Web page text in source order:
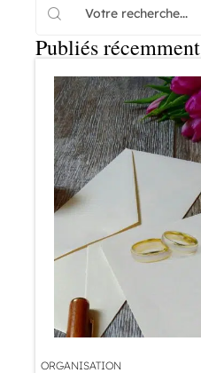
Publiés récemment
ORGANISATION